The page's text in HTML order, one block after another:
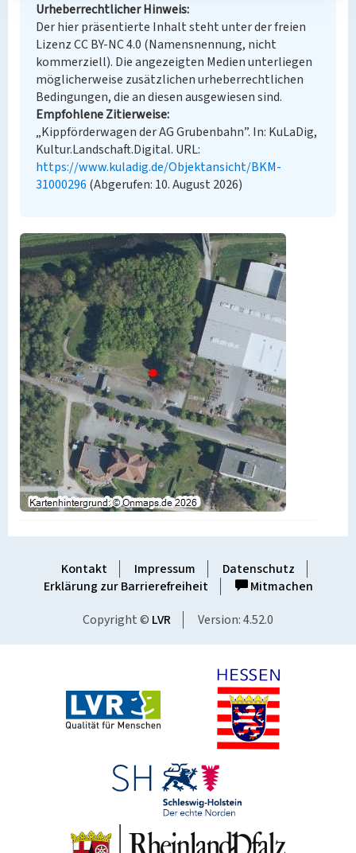
Urheberrechtlicher Hinweis
Der hier präsentierte Inhalt steht unter der freien
Lizenz CC BY-NC 4.0 (Namensnennung, nicht
kommerziell). Die angezeigten Medien unterliegen
möglicherweise zusätzlichen urheberrechtlichen
Bedingungen, die an diesen ausgewiesen sind.
Empfohlene Zitierweise
„Kippförderwagen der AG Grubenbahn”. In: KuLaDig,
Kultur.Landschaft.Digital. URL:
https://www.kuladig.de/Objektansicht/BKM-
31000296 (Abgerufen: 10. August 2026)
Kontakt Impressum
Datenschutz
Erklärung zur Barrierefreiheit
Mitmachen
Copyright © LVR Version: 4.52.0